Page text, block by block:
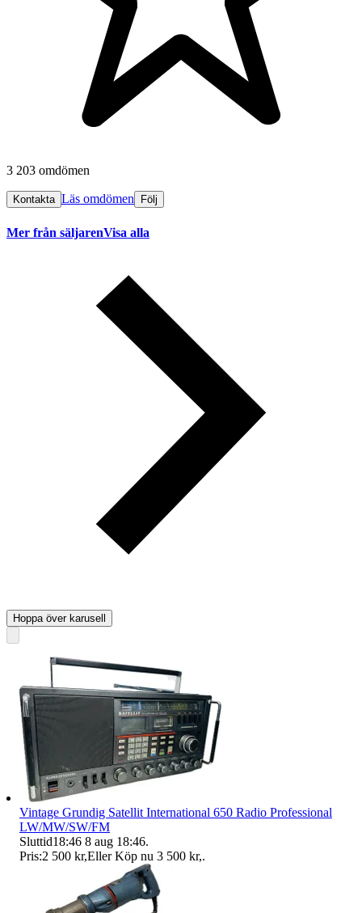
3 203 omdömen
Kontakta Läs omdömen Följ
Mer från säljarenVisa alla
Hoppa över karusell
Vintage Grundig Satellit International 650 Radio Professional
LW/MW/SW/FM
Sluttid18:46 8 aug 18:46.
Pris:2 500 kr,Eller Köp nu 3 500 kr,.